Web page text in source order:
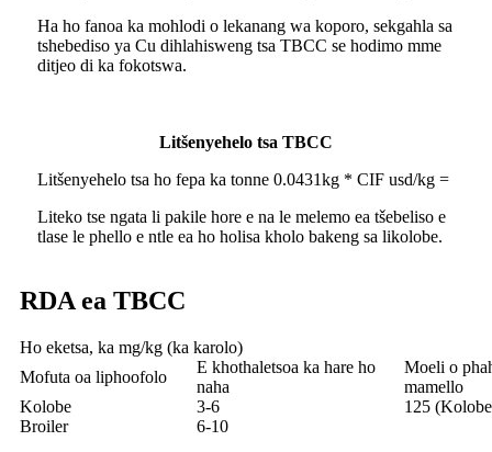
Ha ho fanoa ka mohlodi o lekanang wa koporo, sekgahla sa
tshebediso ya Cu dihlahisweng tsa TBCC se hodimo mme
ditjeo di ka fokotswa.
Litšenyehelo tsa TBCC
Litšenyehelo tsa ho fepa ka tonne 0.0431kg * CIF usd/kg =
Liteko tse ngata li pakile hore e na le melemo ea tšebeliso e
tlase le phello e ntle ea ho holisa kholo bakeng sa likolobe.
RDA ea TBCC
Ho eketsa, ka mg/kg (ka karolo)
Mofuta oa liphoofolo
E khothaletsoa ka hare ho
naha
Moeli o
mamello
Kolobe
3-6
125
Broiler
6-10